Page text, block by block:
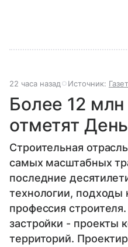
22 часа назад Источник:
Более 12
отметят
Строительная
самых масштабных
последние
технологии, подходы
профессия
застройки - проекты
территорий.